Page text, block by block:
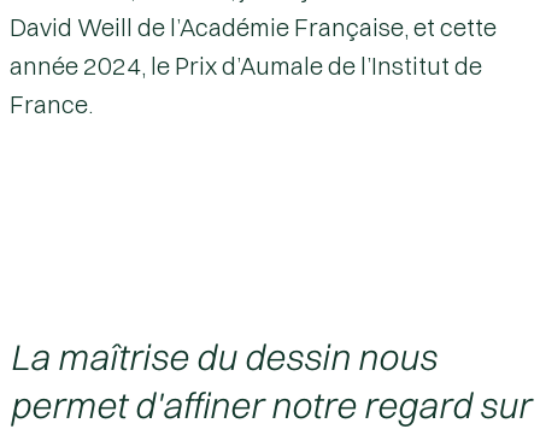
David Weill de l’Académie Française, et cette
année 2024, le Prix d’Aumalede l’Institut de
France.
La maîtrise du dessin nous
permet d'affiner notre regard sur